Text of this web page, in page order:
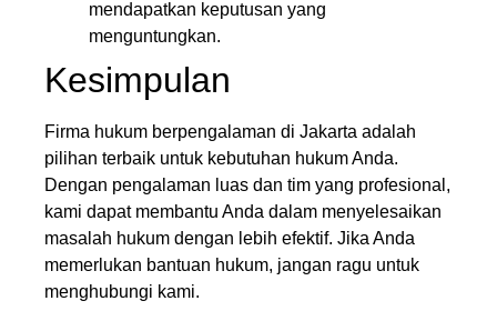
mendapatkan keputusan yang
menguntungkan.
Kesimpulan
Firma hukum berpengalaman di Jakarta adalah
pilihan terbaik untuk kebutuhan hukum Anda.
Dengan pengalaman luas dan tim yang profesional,
kami dapat membantu Anda dalam menyelesaikan
masalah hukum dengan lebih efektif. Jika Anda
memerlukan bantuan hukum, jangan ragu untuk
menghubungi kami.